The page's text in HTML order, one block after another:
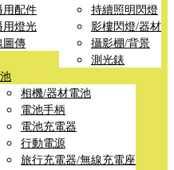
用配件
用燈光
圖傳
持續照明閃燈
影樓閃燈/器材
攝影棚/背景
測光錶
相機/器材電池
電池手柄
電池充電器
行動電源
旅行充電器/無線充電座